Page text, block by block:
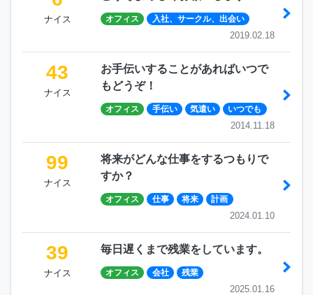
ナイス オフィス 入社、サークル、出会い
2019.02.18
43
ナイス
お手伝いすることがあればいつで
もどうぞ！
オフィス 手伝い 気遣い いつでも
2014.11.18
99
ナイス
将来がどんな仕事をするつもりで
すか？
オフィス 仕事 将来 計画
2024.01.10
39
ナイス
毎日遅くまで残業をしています。
オフィス 会社 残業
2025.01.16